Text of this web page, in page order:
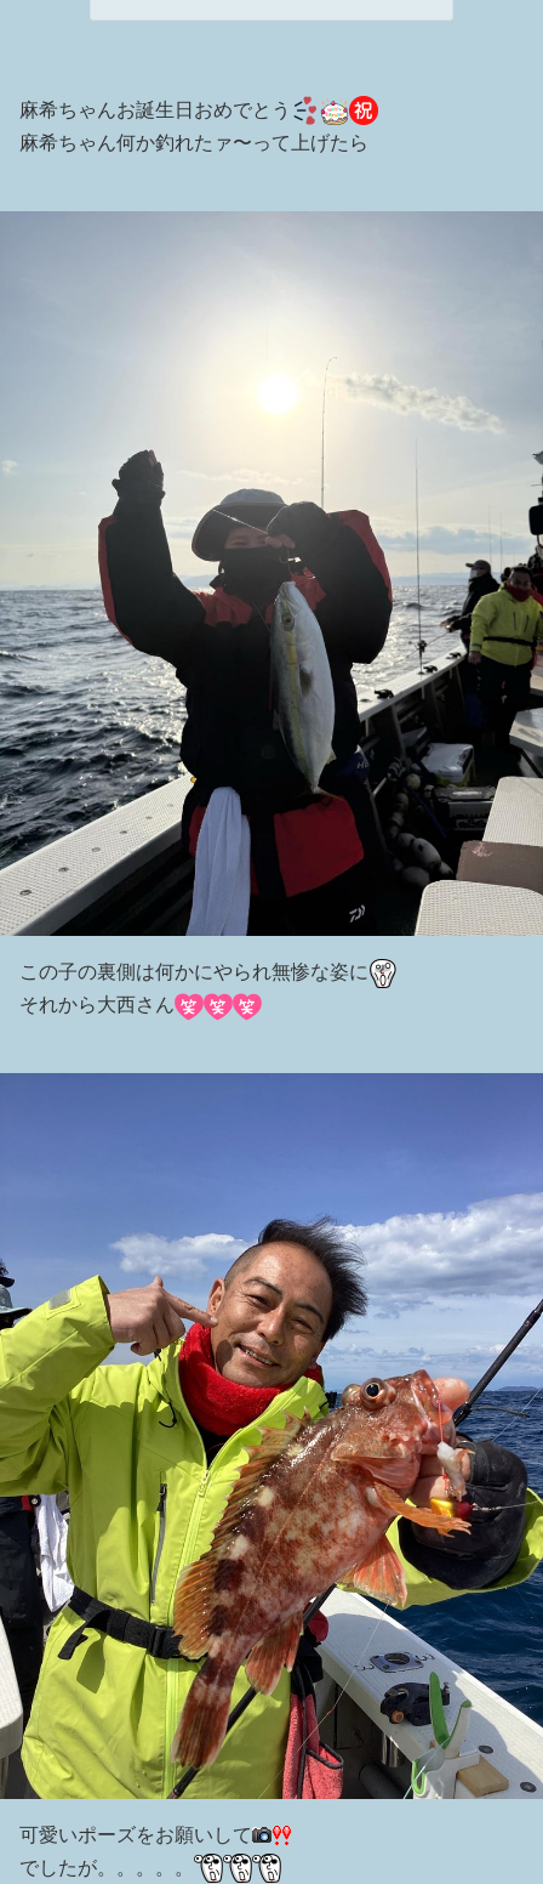
麻希ちゃんお誕生日おめでとう
麻希ちゃん何か釣れたァ〜って上げたら
この子の裏側は何かにやられ無惨な姿に
それから大西さん
可愛いポーズをお願いして
でしたが。。。。。